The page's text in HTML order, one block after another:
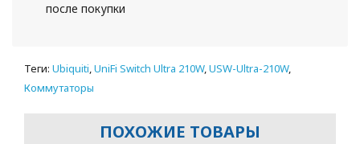
после покупки
Теги: Ubiquiti,UniFi Switch Ultra 210W,USW-Ultra-210W,
Коммутаторы
ПОХОЖИЕ ТОВАРЫ